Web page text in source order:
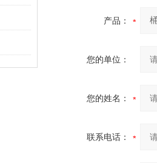
产品：
您的单位：
您的姓名：
联系电话：